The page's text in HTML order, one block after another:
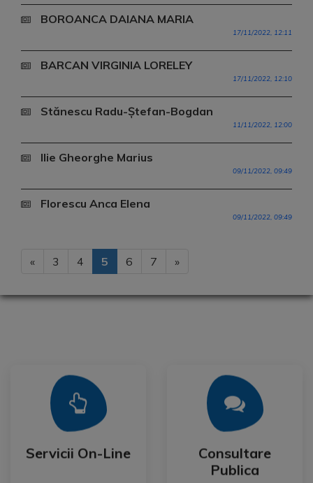
BOROANCA DAIANA MARIA
17/11/2022, 12:11
BARCAN VIRGINIA LORELEY
17/11/2022, 12:10
Stănescu Radu-Ștefan-Bogdan
11/11/2022, 12:00
Ilie Gheorghe Marius
09/11/2022, 09:49
Florescu Anca Elena
09/11/2022, 09:49
« 3 4 5 6 7 »
Servicii On-Line
Servicii On-Line
Mai Mult
Consultare
Publica
Consultare
Publica
Mai Mult